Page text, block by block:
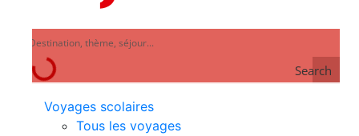
Search
Voyages scolaires
Tous les voyages